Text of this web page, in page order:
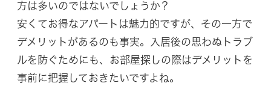
方は多いのではないでしょうか？
安くてお得なアパートは魅力的ですが、その一方で
デメリットがあるのも事実。入居後の思わぬトラブ
ルを防ぐためにも、お部屋探しの際はデメリットを
事前に把握しておきたいですよね。